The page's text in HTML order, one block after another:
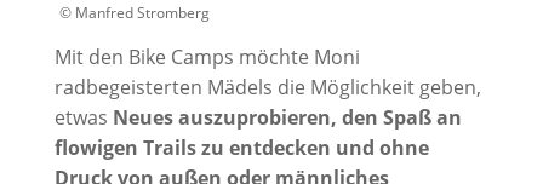
© Manfred Stromberg
Mit den Bike Camps möchte Moni
radbegeisterten Mädels die Möglichkeit geben,
etwas Neues auszuprobieren, den Spaß an
flowigen Trails zu entdecken und ohne
Druck von außen oder männliches